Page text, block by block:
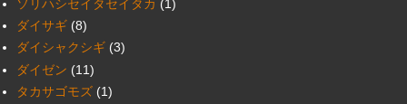
ソリハシセイタセイタカ (1)
ダイサギ (8)
ダイシャクシギ (3)
ダイゼン (11)
タカサゴモズ (1)